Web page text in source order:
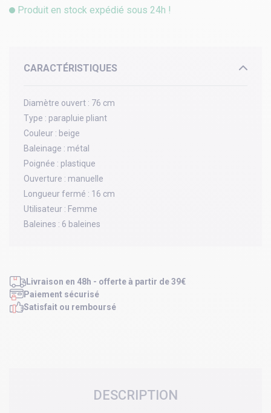
Produit en stock expédié sous 24h !
CARACTÉRISTIQUES
Diamètre ouvert : 76 cm
Type : parapluie pliant
Couleur : beige
Baleinage : métal
Poignée : plastique
Ouverture : manuelle
Longueur fermé : 16 cm
Utilisateur : Femme
Baleines : 6 baleines
Livraison en 48h - offerte à partir de 39€
Paiement sécurisé
Satisfait ou remboursé
DESCRIPTION